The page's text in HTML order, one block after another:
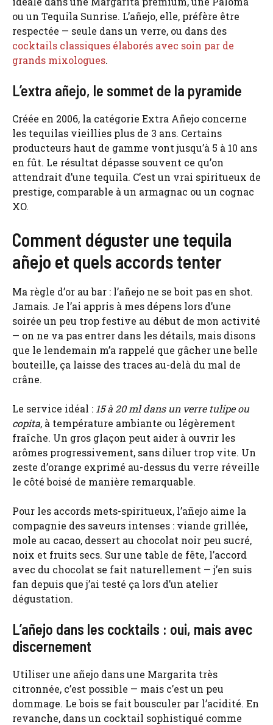
ou un Tequila Sunrise. L’añejo, elle, préfère être
respectée — seule dans un verre, ou dans des
cocktails classiques élaborés avec soin par de
grands mixologues.
L’extra añejo, le sommet de la pyramide
Créée en 2006, la catégorie Extra Añejo concerne
les tequilas vieillies plus de 3 ans. Certains
producteurs haut de gamme vont jusqu’à 5 à 10 ans
en fût. Le résultat dépasse souvent ce qu’on
attendrait d’une tequila. C’est un vrai spiritueux de
prestige, comparable à un armagnac ou un cognac
XO.
Comment déguster une tequila
añejo et quels accords tenter
Ma règle d’or au bar : l’añejo ne se boit pas en shot.
Jamais. Je l’ai appris à mes dépens lors d’une
soirée un peu trop festive au début de mon activité
— on ne va pas entrer dans les détails, mais disons
que le lendemain m’a rappelé que gâcher une belle
bouteille, ça laisse des traces au-delà du mal de
crâne.
Le service idéal : 15 à 20 ml dans un verre tulipe ou
copita, à température ambiante ou légèrement
fraîche. Un gros glaçon peut aider à ouvrir les
arômes progressivement, sans diluer trop vite. Un
zeste d’orange exprimé au-dessus du verre réveille
le côté boisé de manière remarquable.
Pour les accords mets-spiritueux, l’añejo aime la
compagnie des saveurs intenses : viande grillée,
mole au cacao, dessert au chocolat noir peu sucré,
noix et fruits secs. Sur une table de fête, l’accord
avec du chocolat se fait naturellement — j’en suis
fan depuis que j’ai testé ça lors d’un atelier
dégustation.
L’añejo dans les cocktails : oui, mais avec
discernement
Utiliser une añejo dans une Margarita très
citronnée, c’est possible — mais c’est un peu
dommage. Le bois se fait bousculer par l’acidité. En
revanche, dans un cocktail sophistiqué comme